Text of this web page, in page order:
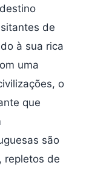
de
à sua rica
uma
o
que
são
repletos de